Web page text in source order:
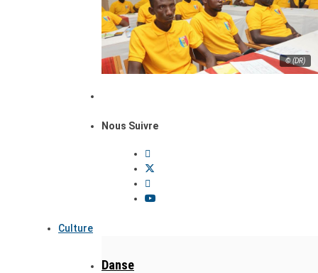
© (DR)
Nous Suivre
Culture
Danse